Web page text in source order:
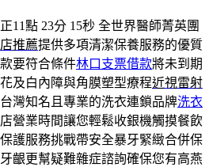
11點 23分 15秒 全世界醫師菁英團
推薦提供多項清潔保養服務的優質
要符合條件林口支票借款將未到期
及白內障與角膜塑型療程近視雷射
灣知名且專業的洗衣連鎖品牌洗衣
營業時間讓您輕鬆收銀機觸摸餐飲
護服務挑戰帶安全暴牙緊緻合併保
齦更幫疑難雜症諮詢確保您有高燕